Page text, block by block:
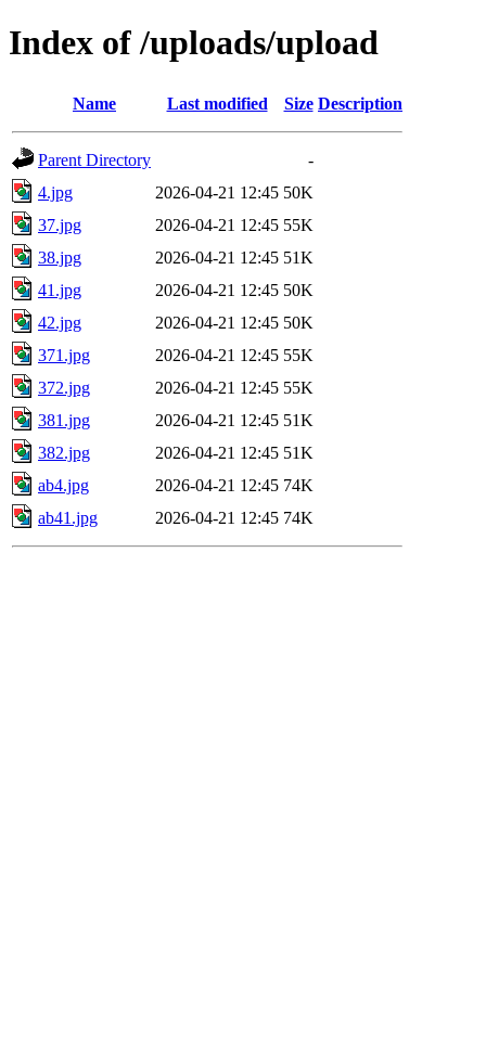
Index of /uploads/upload
Name Last modified Size Description
Parent Directory
-
4.jpg
2026-04-21 12:45 50K
37.jpg
2026-04-21 12:45 55K
38.jpg
2026-04-21 12:45 51K
41.jpg
2026-04-21 12:45 50K
42.jpg
2026-04-21 12:45 50K
371.jpg
2026-04-21 12:45 55K
372.jpg
2026-04-21 12:45 55K
381.jpg
2026-04-21 12:45 51K
382.jpg
2026-04-21 12:45 51K
ab4.jpg
2026-04-21 12:45 74K
ab41.jpg
2026-04-21 12:45 74K